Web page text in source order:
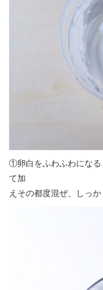
①卵白をふわふわになる
て加
えその都度混ぜ、しっか